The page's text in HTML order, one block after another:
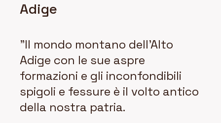
Adige
"Il mondo montano dell'Alto
Adige con le sue aspre
formazioni e gli inconfondibili
spigoli e fessure è il volto antico
della nostra patria.